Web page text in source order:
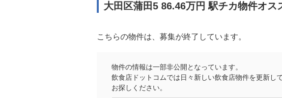
大田区蒲田5 86.46万円 駅チカ物件オス
こちらの物件は、募集が終了しています。
物件の情報は一部非公開となっています。
飲食店ドットコムでは日々新しい飲食店物件を更新し
お探しください。